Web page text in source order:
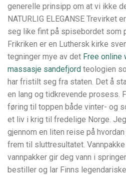
generelle prinsipp om at vi ikke
NATURLIG ELEGANSE Trevirket
seg like fint på spisebordet som
Frikriken er en Luthersk kirke
tegninger mye av det Free online
massasje sandefjord teologien
har fristilt seg fra staten. Det å
en lang og tidkrevende prosess.
føring til toppen både vinter- og
et liv i krig til fredelige Norge.
gjennom en liten reise på
frem til sluttresultatet.
vannpakker gir deg vann i
bestiller og lar Finns